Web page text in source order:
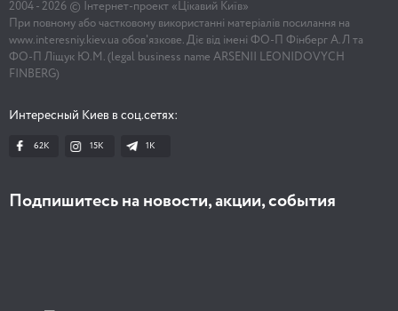
2004 - 2026 © Інтернет-проект «Цікавий Київ»
При повному або частковому використанні матеріалів посилання на
www.interesniy.kiev.ua обов'язкове. Діє від імені ФО-П Фінберг А.Л та
ФО-П Ліщук Ю.М. (legal business name ARSENII LEONIDOVYCH
FINBERG)
Интересный Киев в соц.сетях:
62K 15K 1К
Подпишитесь на новости, акции, события